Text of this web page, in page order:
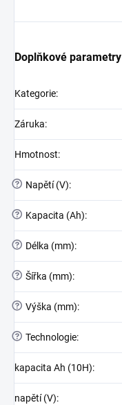
Doplňkové parametry
Kategorie:
Záruka:
Hmotnost:
? Napětí (V):
? Kapacita (Ah):
? Délka (mm):
? Šířka (mm):
? Výška (mm):
? Technologie:
kapacita Ah (10H):
napětí (V):